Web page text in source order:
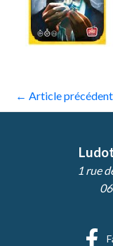
← Article précédent
1 rue